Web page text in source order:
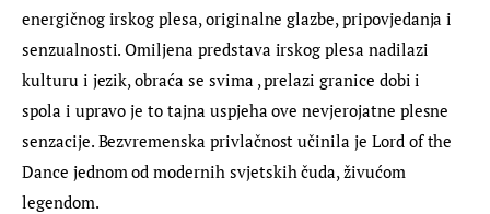
energičnog irskog plesa, originalne glazbe, pripovjedanja i
senzualnosti. Omiljena predstava irskog plesa nadilazi
kulturu i jezik, obraća se svima , prelazi granice dobi i
spola i upravo je to tajna uspjeha ove nevjerojatne plesne
senzacije. Bezvremenska privlačnost učinila je Lord of the
Dance jednom od modernih svjetskih čuda, živućom
legendom.